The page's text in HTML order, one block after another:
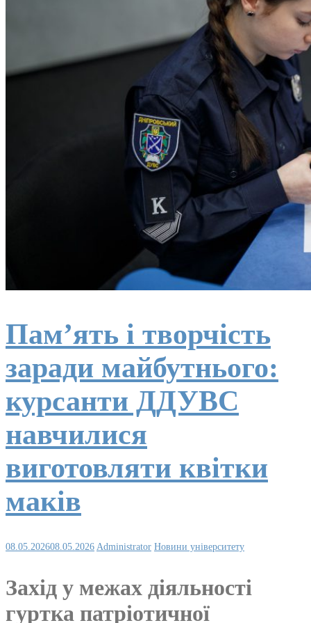
Пам’ять і творчість
заради майбутнього:
курсанти ДДУВС
навчилися
виготовляти квітки
маків
08.05.202608.05.2026 Administrator Новини університету
Захід у межах діяльності
гуртка патріотичної